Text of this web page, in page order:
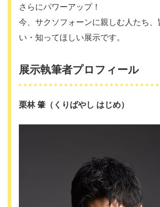
さらにパワーアップ！
今、サクソフォーンに親しむ人たち、
い・知ってほしい展示です。
展示執筆者プロフィール
栗林 肇（くりばやし はじめ）